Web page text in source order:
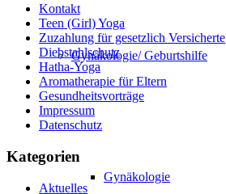
Gynäkologie/ Geburtshilfe
Gynäkologie
Kontakt
Teen (Girl) Yoga
Zuzahlung für gesetzlich Versicherte
Diebstahlschutz
Hatha-Yoga
Aromatherapie für Eltern
Gesundheitsvorträge
Impressum
Datenschutz
Kategorien
Aktuelles